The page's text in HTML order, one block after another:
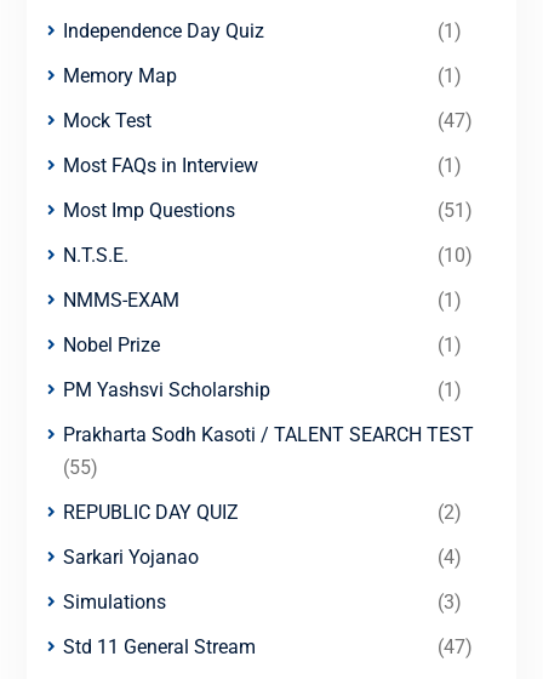
Independence Day Quiz
(1)
Memory Map
(1)
Mock Test
(47)
Most FAQs in Interview
(1)
Most Imp Questions
(51)
N.T.S.E.
(10)
NMMS-EXAM
(1)
Nobel Prize
(1)
PM Yashsvi Scholarship
(1)
Prakharta Sodh Kasoti / TALENT SEARCH TEST
(55)
REPUBLIC DAY QUIZ
(2)
Sarkari Yojanao
(4)
Simulations
(3)
Std 11 General Stream
(47)